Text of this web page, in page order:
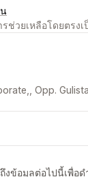
ช่วยเหลือโดยตรง
Opp.
งข้อมูลต่อไปนี้เพื่อ